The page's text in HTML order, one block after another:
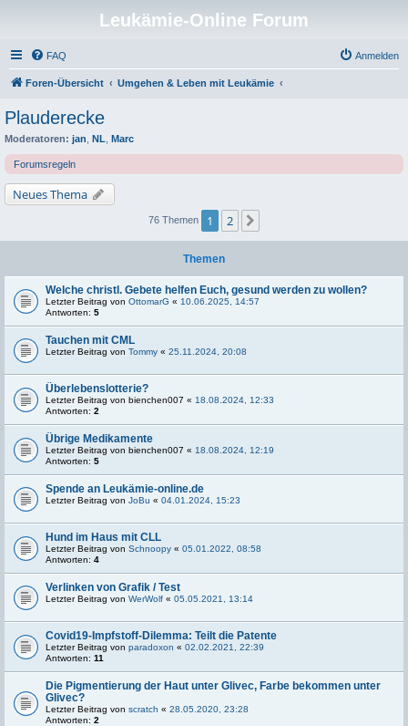
Leukämie-Online Forum
FAQ Anmelden
Foren-Übersicht Umgehen & Leben mit Leukämie
Plauderecke
Moderatoren: jan NL Marc
Forumsregeln
Neues Thema
76 Themen 1 2
Themen
Welche christl. Gebete helfen Euch, gesund werden zu wollen?
Letzter Beitrag von OttomarG « 10.06.2025, 14:57
Antworten: 5
Tauchen mit CML
Letzter Beitrag von Tommy « 25.11.2024, 20:08
Überlebenslotterie?
Letzter Beitrag von bienchen007 « 18.08.2024, 12:33
Antworten: 2
Übrige Medikamente
Letzter Beitrag von bienchen007 « 18.08.2024, 12:19
Antworten: 5
Spende an Leukämie-online.de
Letzter Beitrag von JoBu « 04.01.2024, 15:23
Hund im Haus mit CLL
Letzter Beitrag von Schnoopy « 05.01.2022, 08:58
Antworten: 4
Verlinken von Grafik / Test
Letzter Beitrag von WerWolf « 05.05.2021, 13:14
Covid19-Impfstoff-Dilemma: Teilt die Patente
Letzter Beitrag von paradoxon « 02.02.2021, 22:39
Antworten: 11
Die Pigmentierung der Haut unter Glivec, Farbe bekommen unter
Glivec?
Letzter Beitrag von scratch « 28.05.2020, 23:28
Antworten: 2